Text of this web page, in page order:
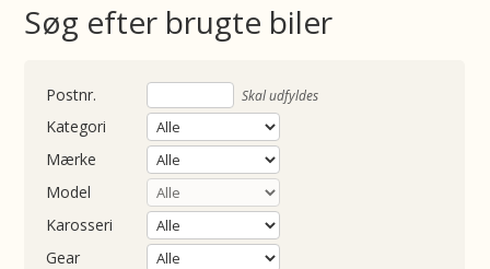
Søg efter brugte biler
Skal udfyldes
Kategori
Mærke
Model
Karosseri
Gear